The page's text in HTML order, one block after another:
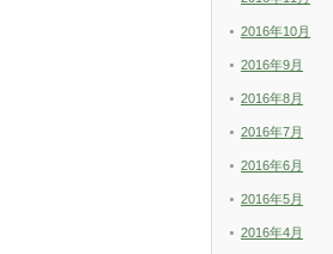
2016年10月
2016年9月
2016年8月
2016年7月
2016年6月
2016年5月
2016年4月